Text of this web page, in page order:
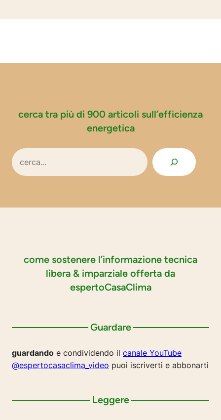
cerca tra più di 900 articoli sull’efficienza
energetica
Search
come sostenere l’informazione tecnica
libera & imparziale offerta da
espertoCasaClima
Guardare
guardando e condividendo il canale YouTube
@espertocasaclima_video puoi iscriverti e abbonarti
Leggere